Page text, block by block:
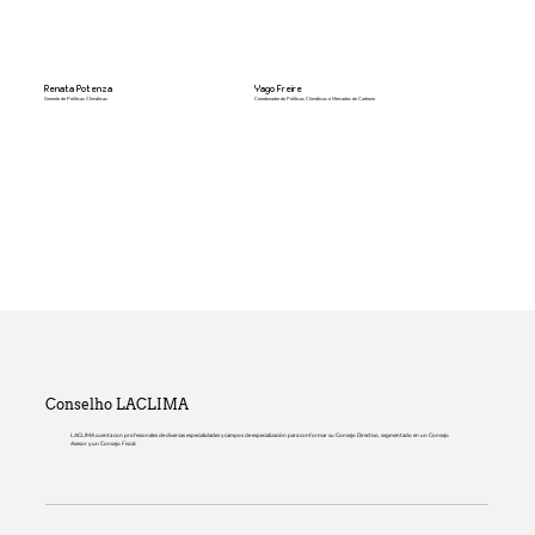
Renata Potenza
Gerente de Políticas Climáticas
Yago Freire
Coordenador de Políticas Climáticas e Mercados de Carbono
Conselho LACLIMA
LACLIMA cuenta con profesionales de diversas especialidades y campos de especialización para conformar su Consejo Directivo, segmentado en un Consejo
Asesor y un Consejo Fiscal: